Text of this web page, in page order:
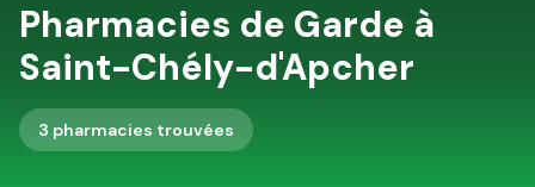
Pharmacies de Garde à
Saint-Chély-d'Apcher
3 pharmacies trouvées